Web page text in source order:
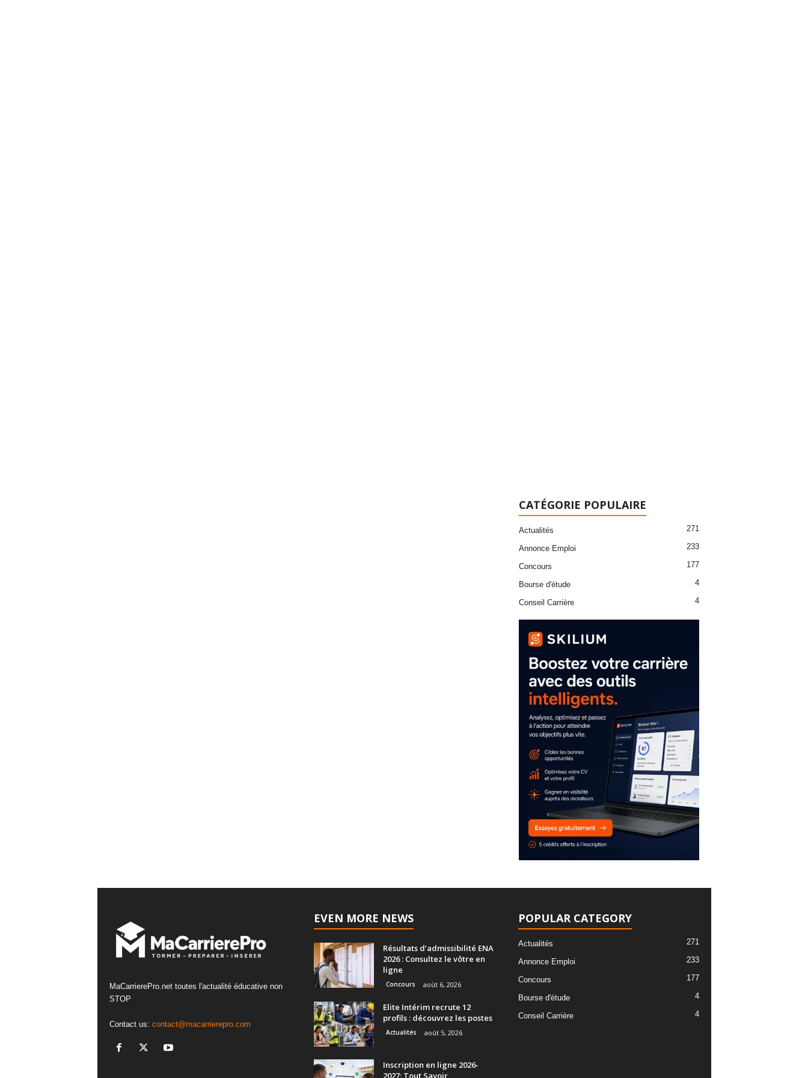
CATÉGORIE POPULAIRE
Actualités 271
Annonce Emploi 233
Concours 177
Bourse d'étude 4
Conseil Carrière 4
MaCarrierePro.net toutes l'actualité éducative non
STOP
Contact us: contact@macarrierepro.com
EVEN MORE NEWS
Résultats d’admissibilité ENA
2026 : Consultez le vôtre en
ligne
Concours août 6, 2026
Elite Intérim recrute 12
profils : découvrez les postes
Actualités août 5, 2026
Inscription en ligne 2026-
2027: Tout Savoir
POPULAR CATEGORY
Actualités 271
Annonce Emploi 233
Concours 177
Bourse d'étude 4
Conseil Carrière 4